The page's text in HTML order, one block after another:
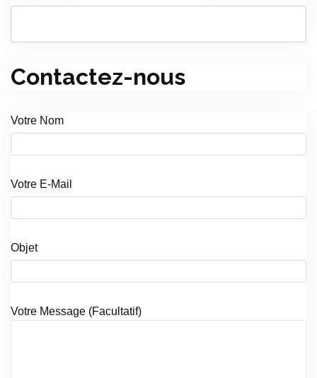
Contactez-nous
Votre Nom
Votre E-Mail
Objet
Votre Message (facultatif)